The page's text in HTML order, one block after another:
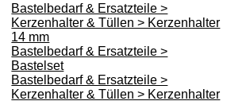
Bastelbedarf & Ersatzteile >
Kerzenhalter & Tüllen > Kerzenhalter
14 mm
Bastelbedarf & Ersatzteile >
Bastelset
Bastelbedarf & Ersatzteile >
Kerzenhalter & Tüllen > Kerzenhalter